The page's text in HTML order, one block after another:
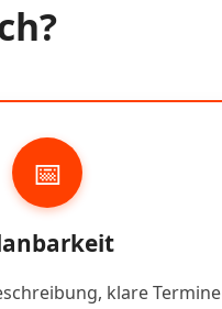
📅
klare Termine